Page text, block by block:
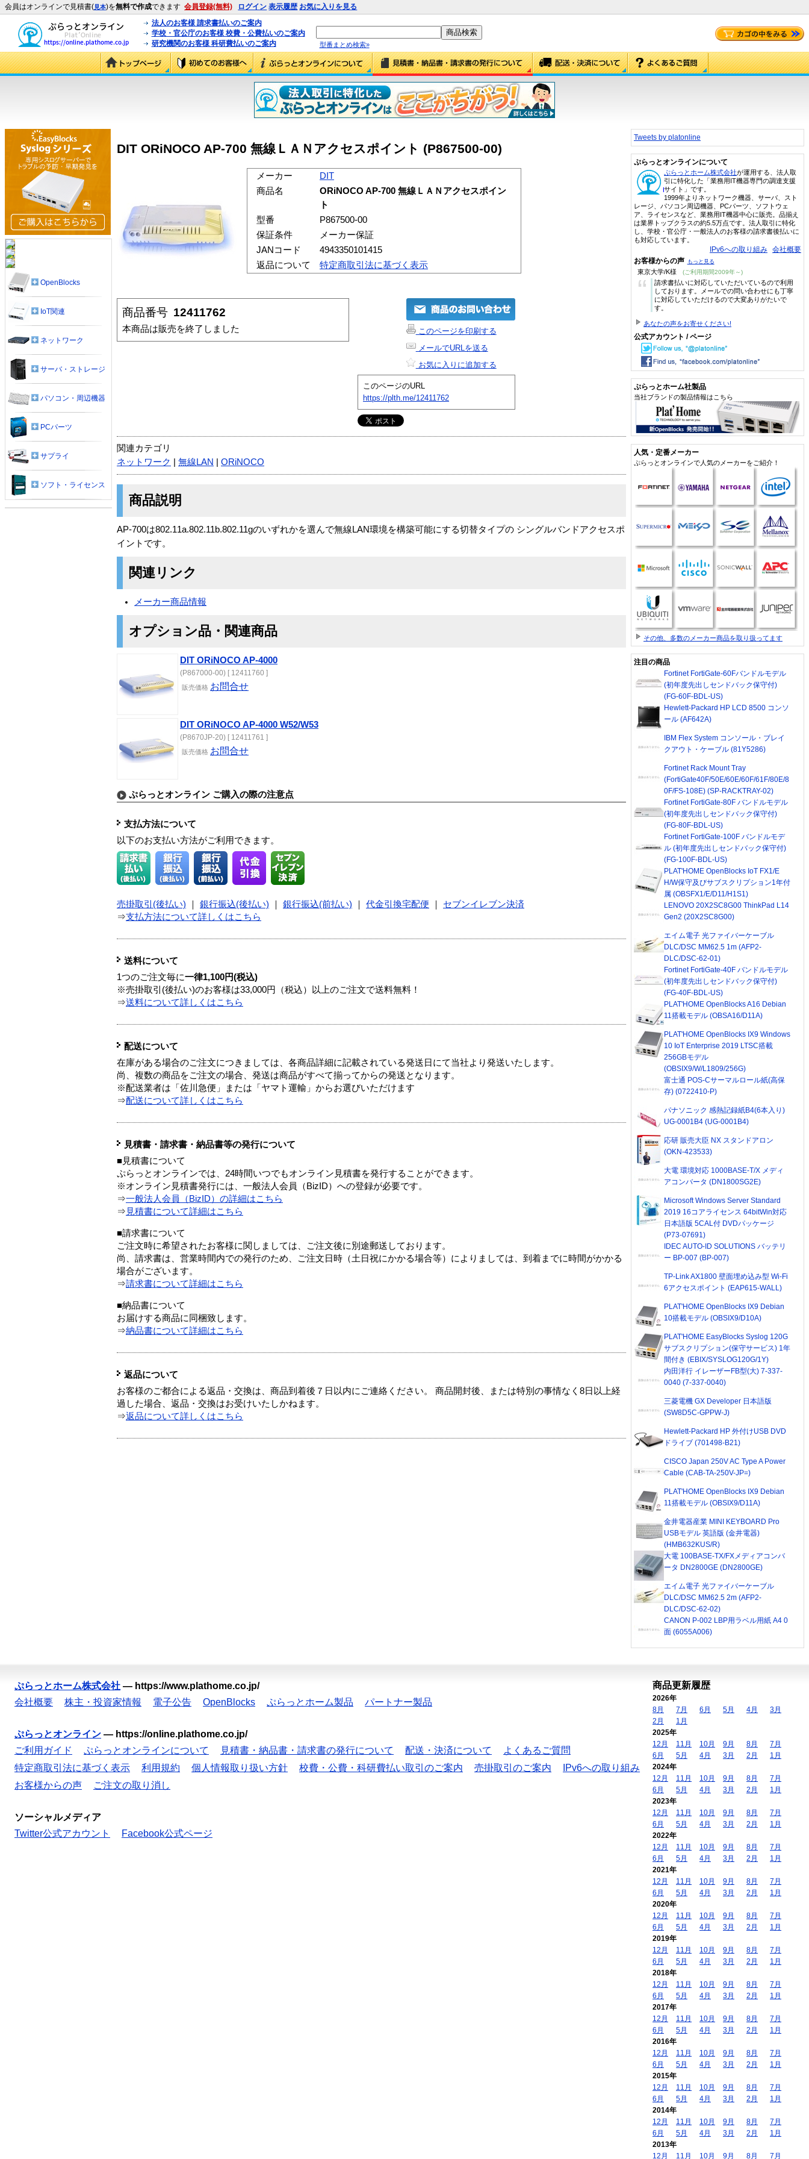
会員はオンラインで見積書(見本)を無料で作成できます 会員登録(無料) ログイン 表示履歴 お気に入りを見る
法人のお客様 請求書払いのご案内
学校・官公庁のお客様 校費・公費払いのご案内
研究機関のお客様 科研費払いのご案内
型番まとめ検索»
DIT ORiNOCO AP-700 無線ＬＡＮアクセスポイント (P867500-00)
メーカー
DIT
商品名
ORiNOCO AP-700 無線ＬＡＮアクセスポイン
ト
型番
P867500-00
保証条件
メーカー保証
JANコード
4943350101415
返品について
特定商取引法に基づく表示
商品番号 12411762
本商品は販売を終了しました
このページを印刷する
メールでURLを送る
お気に入りに追加する
このページのURL
https://plth.me/12411762
関連カテゴリ
ネットワーク
無線LAN ORiNOCO
商品説明
AP-700は802.11a.802.11b.802.11gのいずれかを選んで無線LAN環境を構築可能にする切替タイプの シングルバンドアクセスポ
イントです。
関連リンク
メーカー商品情報
オプション品・関連商品
DIT ORiNOCO AP-4000
(P867000-00) [ 12411760 ]
販売価格 お問合せ
DIT ORiNOCO AP-4000 W52/W53
(P8670JP-20) [ 12411761 ]
販売価格 お問合せ
ぷらっとオンライン ご購入の際の注意点
支払方法について
以下のお支払い方法がご利用できます。
売掛取引(後払い) 銀行振込(後払い) 銀行振込(前払い) 代金引換宅配便
セブンイレブン決済
⇒支払方法について詳しくはこちら
送料について
1つのご注文毎に一律1,100円(税込)
※売掛取引(後払い)のお客様は33,000円（税込）以上のご注文で送料無料！
⇒送料について詳しくはこちら
配送について
在庫がある場合のご注文につきましては、各商品詳細に記載されている発送日にて当社より発送いたします。
尚、複数の商品をご注文の場合、発送は商品がすべて揃ってからの発送となります。
※配送業者は「佐川急便」または「ヤマト運輸」からお選びいただけます
⇒配送について詳しくはこちら
見積書・請求書・納品書等の発行について
■見積書について
ぷらっとオンラインでは、24時間いつでもオンライン見積書を発行することができます。
※オンライン見積書発行には、一般法人会員（BizID）への登録が必要です。
⇒一般法人会員（BizID）の詳細はこちら
⇒ 見積書について詳細はこちら
■請求書について
ご注文時に希望されたお客様に関しましては、ご注文後に別途郵送しております。
尚、請求書は、営業時間内での発行のため、ご注文日時（土日祝にかかる場合等）によりましては、到着までに時間がかかる
場合がございます。
⇒請求書について詳細はこちら
■納品書について
お届けする商品に同梱致します。
⇒納品書について詳細はこちら
返品について
お客様のご都合による返品・交換は、商品到着後７日以内にご連絡ください。 商品開封後、または特別の事情なく8日以上経
過した場合、返品・交換はお受けいたしかねます。
⇒返品について詳しくはこちら
OpenBlocks
IoT関連
ネットワーク
サーバ・ストレージ
パソコン・周辺機器
PCパーツ
サプライ
ソフト・ライセンス
Tweets by platonline
ぷらっとオンラインについて
ぷらっとホーム株式会社が運用する、法人取
引に特化した「業務用IT機器専門の調達支援
サイト」です。
1999年よりネットワーク機器、サーバ、スト
レージ、パソコン周辺機器、PCパーツ、ソフトウェ
ア、ライセンスなど、業務用IT機器中心に販売。品揃え
は業界トップクラスの約5.5万点です。法人取引に特化
し、学校・官公庁・一般法人のお客様の請求書後払いに
も対応しています。
IPv6への取り組み 会社概要
お客様からの声 もっと見る
東京大学/K様 (ご利用期間2009年～)
“
請求書払いに対応していただいているので利用
しております。メールでの問い合わせにも丁寧
に対応していただけるので大変ありがたいで
す。
あなたの声をお寄せください!
公式アカウント / ページ
ぷらっとホーム社製品
当社ブランドの製品情報はこちら
人気・定番メーカー
ぷらっとオンラインで人気のメーカーをご紹介！
その他、多数のメーカー商品を取り扱ってます
注目の商品
Fortinet FortiGate-60Fバンドルモデル
(初年度先出しセンドバック保守付)
(FG-60F-BDL-US)
Hewlett-Packard HP LCD 8500 コンソ
ール (AF642A)
IBM Flex System コンソール・ブレイ
クアウト・ケーブル (81Y5286)
Fortinet Rack Mount Tray
(FortiGate40F/50E/60E/60F/61F/80E/8
0F/FS-108E) (SP-RACKTRAY-02)
Fortinet FortiGate-80F バンドルモデル
(初年度先出しセンドバック保守付)
(FG-80F-BDL-US)
Fortinet FortiGate-100F バンドルモデ
ル (初年度先出しセンドバック保守付)
(FG-100F-BDL-US)
PLAT'HOME OpenBlocks IoT FX1/E
H/W保守及びサブスクリプション1年付
属 (OBSFX1/E/D11/H1S1)
LENOVO 20X2SC8G00 ThinkPad L14
Gen2 (20X2SC8G00)
エイム電子 光ファイバーケーブル
DLC/DSC MM62.5 1m (AFP2-
DLC/DSC-62-01)
Fortinet FortiGate-40F バンドルモデル
(初年度先出しセンドバック保守付)
(FG-40F-BDL-US)
PLAT'HOME OpenBlocks A16 Debian
11搭載モデル (OBSA16/D11A)
PLAT'HOME OpenBlocks IX9 Windows
10 IoT Enterprise 2019 LTSC搭載
256GBモデル
(OBSIX9/W/L1809/256G)
富士通 POS-Cサーマルロール紙(高保
存) (0722410-P)
パナソニック 感熱記録紙B4(6本入り)
UG-0001B4 (UG-0001B4)
応研 販売大臣 NX スタンドアロン
(OKN-423533)
大電 環境対応 1000BASE-T/X メディ
アコンバータ (DN1800SG2E)
Microsoft Windows Server Standard
2019 16コアライセンス 64bitWin対応
日本語版 5CAL付 DVDパッケージ
(P73-07691)
IDEC AUTO-ID SOLUTIONS バッテリ
ー BP-007 (BP-007)
TP-Link AX1800 壁面埋め込み型 Wi-Fi
6アクセスポイント (EAP615-WALL)
PLAT'HOME OpenBlocks IX9 Debian
10搭載モデル (OBSIX9/D10A)
PLAT'HOME EasyBlocks Syslog 120G
サブスクリプション(保守サービス) 1年
間付き (EBIX/SYSLOG120G/1Y)
内田洋行 イレーザーFB型(大) 7-337-
0040 (7-337-0040)
三菱電機 GX Developer 日本語版
(SW8D5C-GPPW-J)
Hewlett-Packard HP 外付けUSB DVD
ドライブ (701498-B21)
CISCO Japan 250V AC Type A Power
Cable (CAB-TA-250V-JP=)
PLAT'HOME OpenBlocks IX9 Debian
11搭載モデル (OBSIX9/D11A)
金井電器産業 MINI KEYBOARD Pro
USBモデル 英語版 (金井電器)
(HMB632KUS/R)
大電 100BASE-TX/FXメディアコンバ
ータ DN2800GE (DN2800GE)
エイム電子 光ファイバーケーブル
DLC/DSC MM62.5 2m (AFP2-
DLC/DSC-62-02)
CANON P-002 LBP用ラベル用紙 A4 0
面 (6055A006)
ぷらっとホーム株式会社 — https://www.plathome.co.jp/
会社概要
株主・投資家情報 電子公告 OpenBlocks ぷらっとホーム製品 パートナー製品
ぷらっとオンライン — https://online.plathome.co.jp/
ご利用ガイド
ぷらっとオンラインについて 見積書・納品書・請求書の発行について 配送・決済について
よくあるご質問
特定商取引法に基づく表示
利用規約 個人情報取り扱い方針 校費・公費・科研費払い取引のご案内 売掛取引のご案内
IPv6への取り組み
お客様からの声
ご注文の取り消し
ソーシャルメディア
Twitter公式アカウント
Facebook公式ページ
商品更新履歴
2026年
8月
7月 6月 5月 4月
3月
2月
1月
2025年
12月
11月 10月 9月 8月
7月
6月
5月 4月 3月 2月
1月
2024年
12月
11月 10月 9月 8月
7月
6月
5月 4月 3月 2月
1月
2023年
12月
11月 10月 9月 8月
7月
6月
5月 4月 3月 2月
1月
2022年
12月
11月 10月 9月 8月
7月
6月
5月 4月 3月 2月
1月
2021年
12月
11月 10月 9月 8月
7月
6月
5月 4月 3月 2月
1月
2020年
12月
11月 10月 9月 8月
7月
6月
5月 4月 3月 2月
1月
2019年
12月
11月 10月 9月 8月
7月
6月
5月 4月 3月 2月
1月
2018年
12月
11月 10月 9月 8月
7月
6月
5月 4月 3月 2月
1月
2017年
12月
11月 10月 9月 8月
7月
6月
5月 4月 3月 2月
1月
2016年
12月
11月 10月 9月 8月
7月
6月
5月 4月 3月 2月
1月
2015年
12月
11月 10月 9月 8月
7月
6月
5月 4月 3月 2月
1月
2014年
12月
11月 10月 9月 8月
7月
6月
5月 4月 3月 2月
1月
2013年
12月
11月 10月 9月 8月 7月